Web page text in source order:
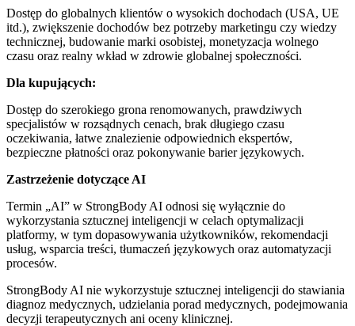
Dostęp do globalnych klientów o wysokich dochodach (USA, UE
itd.), zwiększenie dochodów bez potrzeby marketingu czy wiedzy
technicznej, budowanie marki osobistej, monetyzacja wolnego
czasu oraz realny wkład w zdrowie globalnej społeczności.
Dla kupujących:
Dostęp do szerokiego grona renomowanych, prawdziwych
specjalistów w rozsądnych cenach, brak długiego czasu
oczekiwania, łatwe znalezienie odpowiednich ekspertów,
bezpieczne płatności oraz pokonywanie barier językowych.
Zastrzeżenie dotyczące AI
Termin „AI” w StrongBody AI odnosi się wyłącznie do
wykorzystania sztucznej inteligencji w celach optymalizacji
platformy, w tym dopasowywania użytkowników, rekomendacji
usług, wsparcia treści, tłumaczeń językowych oraz automatyzacji
procesów.
StrongBody AI nie wykorzystuje sztucznej inteligencji do stawiania
diagnoz medycznych, udzielania porad medycznych, podejmowania
decyzji terapeutycznych ani oceny klinicznej.